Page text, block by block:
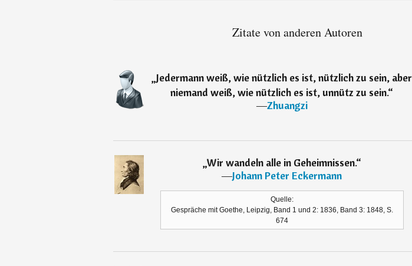
Zitate von anderen Autoren
„Jedermann weiß, wie nützlich es ist, nützlich zu sein, aber
niemand weiß, wie nützlich es ist, unnütz zu sein.“
―Zhuangzi
„Wir wandeln alle in Geheimnissen.“
―Johann Peter Eckermann
Quelle:
Gespräche mit Goethe, Leipzig, Band 1 und 2: 1836, Band 3: 1848, S.
674